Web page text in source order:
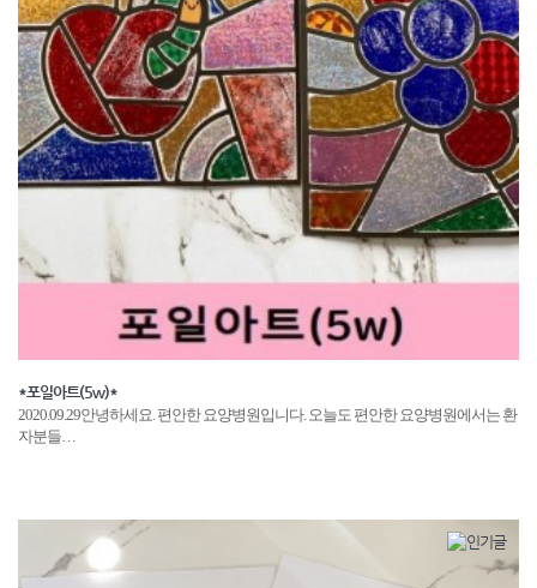
*포일아트(5w)*
2020.09.29안녕하세요. 편안한 요양병원입니다. 오늘도 편안한 요양병원에서는 환
자분들…